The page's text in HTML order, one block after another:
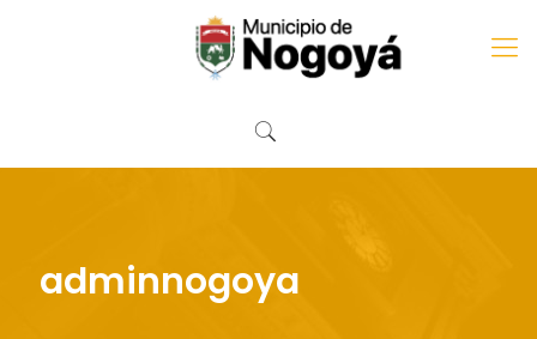
adminnogoya